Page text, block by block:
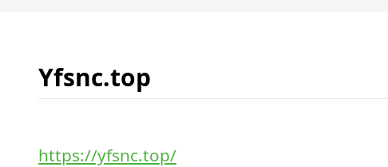
Yfsnc.top
https://yfsnc.top/